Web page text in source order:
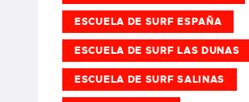
ESCUELA DE SURF ESPAÑA
ESCUELA DE SURF LAS DUNAS
ESCUELA DE SURF SALINAS